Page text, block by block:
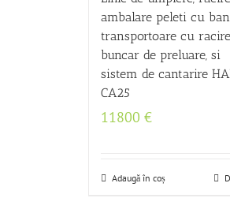
ambalare peleti cu
transportoare cu
buncar de preluare, si
sistem de cantarire
CA25
11800 €
Adaugă în coș